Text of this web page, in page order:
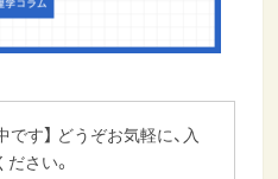
です】 どうぞお気軽に、入
さい。